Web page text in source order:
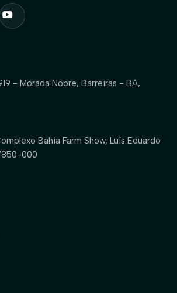
- Morada Nobre, Barreiras - BA,
Bahia Farm Show, Luís Eduardo
000